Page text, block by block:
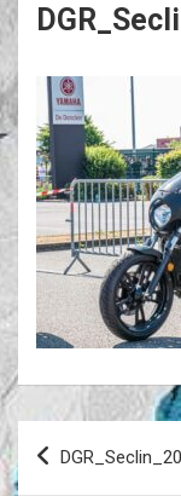
Navigation
de